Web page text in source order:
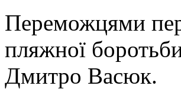
Переможцями
пляжної
Дмитро Васюк.